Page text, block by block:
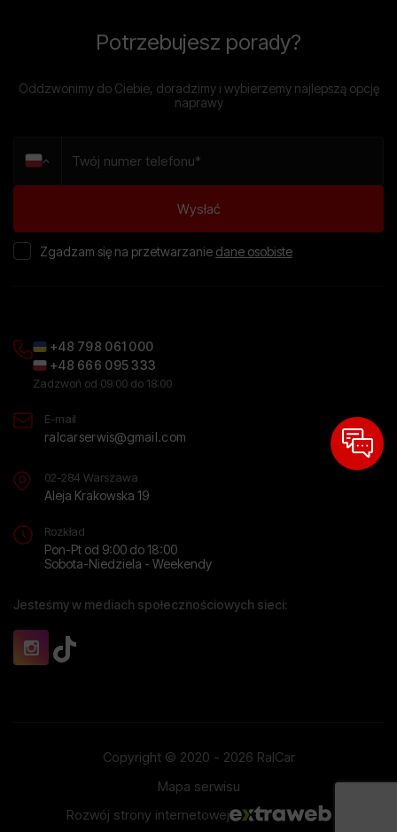
Potrzebujesz porady?
Oddzwonimy do Ciebie, doradzimy i wybierzemy najlepszą opcję
naprawy
Zgadzam się na przetwarzanie dane osobiste
Jesteśmy w mediach społecznościowych sieci:
+48 798 061 000
+48 666 095 333
Zadzwoń od 09:00 do 18:00
E-mail
ralcarserwis@gmail.com
02-284 Warszawa
Aleja Krakowska 19
Rozkład
Pon-Pt od 9:00 do 18:00
Sobota-Niedziela - Weekendy
Copyright © 2020 - 2026 RalCar
Mapa serwisu
Rozwój strony internetowej